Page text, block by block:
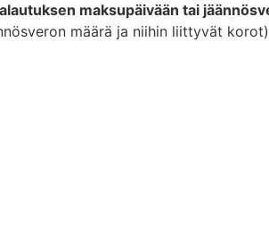
maksupäivään tai
määrä ja niihin liittyvät